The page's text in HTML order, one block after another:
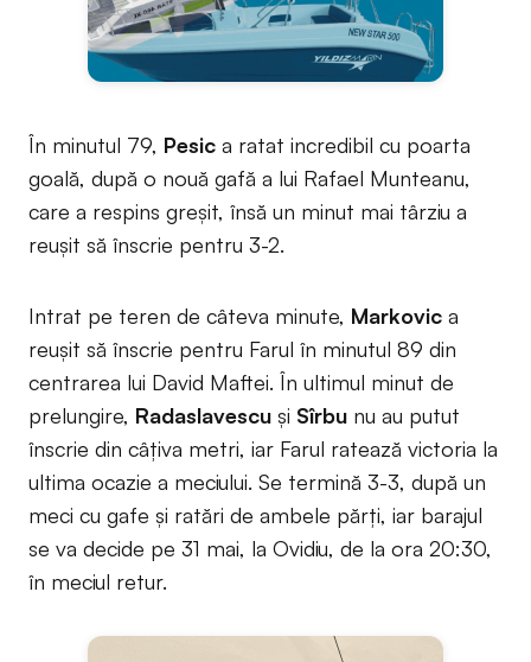
În minutul 79, Pesic a ratat incredibil cu poarta
goală, după o nouă gafă a lui Rafael Munteanu,
care a respins greșit, însă un minut mai târziu a
reușit să înscrie pentru 3-2.
Intrat pe teren de câteva minute, Markovic a
reușit să înscrie pentru Farul în minutul 89 din
centrarea lui David Maftei. În ultimul minut de
prelungire, Radaslavescu și Sîrbu nu au putut
înscrie din câțiva metri, iar Farul ratează victoria la
ultima ocazie a meciului. Se termină 3-3, după un
meci cu gafe și ratări de ambele părți, iar barajul
se va decide pe 31 mai, la Ovidiu, de la ora 20:30,
în meciul retur.